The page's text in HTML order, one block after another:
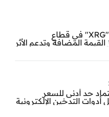
محفظة أعمال "XRG" في قطاع
القيمة المضافة وتدعم الأثر
حد أدنى للسعر
أدوات التدخين الإلكترونية